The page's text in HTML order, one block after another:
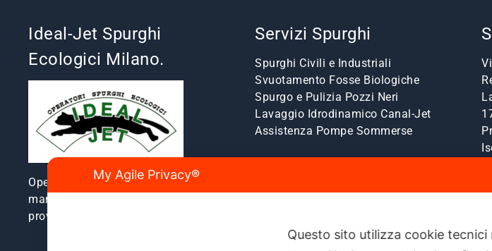
Ideal-Jet Spurghi
Ecologici Milano.
Operatori spurghi ecologici e
manutenzione fognature a Milano e
provincia dal 1980.
Servizi Spurghi
Spurghi Civili e Industriali
Svuotamento Fosse Biologiche
Spurgo e Pulizia Pozzi Neri
Lavaggio Idrodinamico Canal-Jet
Assistenza Pompe Sommerse
My Agile Privacy®
Questo sito utilizza cookie